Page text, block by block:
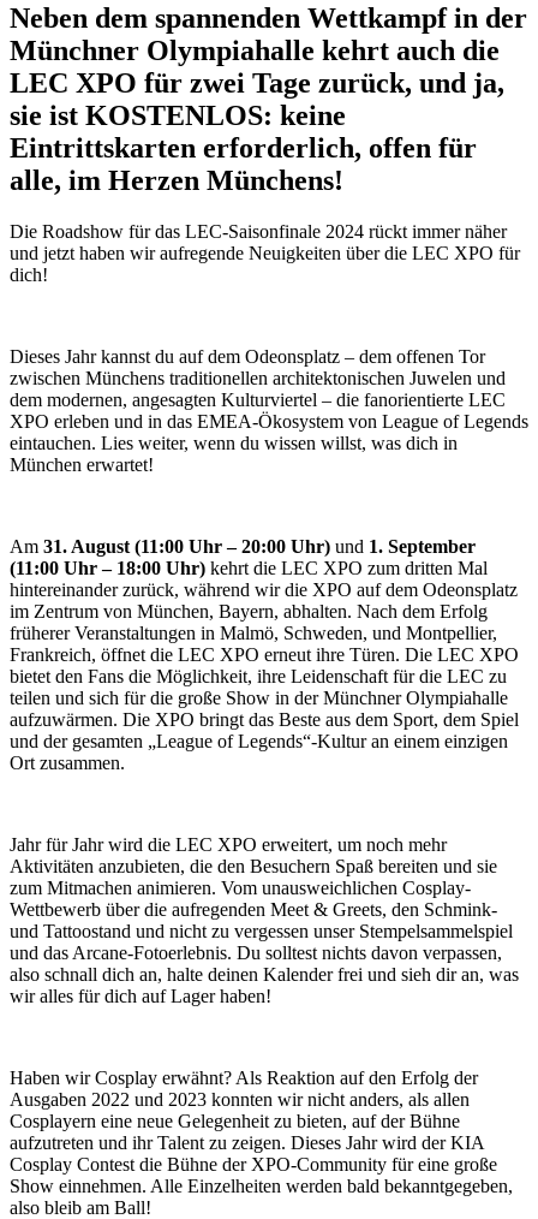
Neben dem spannenden Wettkampf in der
Münchner Olympiahalle kehrt auch die
LEC XPO für zwei Tage zurück, und ja,
sie ist KOSTENLOS: keine
Eintrittskarten erforderlich, offen für
alle, im Herzen Münchens!
Die Roadshow für das LEC-Saisonfinale 2024 rückt immer näher
und jetzt haben wir aufregende Neuigkeiten über die LEC XPO für
dich!
Dieses Jahr kannst du auf dem Odeonsplatz – dem offenen Tor
zwischen Münchens traditionellen architektonischen Juwelen und
dem modernen, angesagten Kulturviertel – die fanorientierte LEC
XPO erleben und in das EMEA-Ökosystem von League of Legends
eintauchen. Lies weiter, wenn du wissen willst, was dich in
München erwartet!
Am 31. August (11:00 Uhr – 20:00 Uhr) und 1. September
(11:00 Uhr – 18:00 Uhr) kehrt die LEC XPO zum dritten Mal
hintereinander zurück, während wir die XPO auf dem Odeonsplatz
im Zentrum von München, Bayern, abhalten. Nach dem Erfolg
früherer Veranstaltungen in Malmö, Schweden, und Montpellier,
Frankreich, öffnet die LEC XPO erneut ihre Türen. Die LEC XPO
bietet den Fans die Möglichkeit, ihre Leidenschaft für die LEC zu
teilen und sich für die große Show in der Münchner Olympiahalle
aufzuwärmen. Die XPO bringt das Beste aus dem Sport, dem Spiel
und der gesamten „League of Legends“-Kultur an einem einzigen
Ort zusammen.
Jahr für Jahr wird die LEC XPO erweitert, um noch mehr
Aktivitäten anzubieten, die den Besuchern Spaß bereiten und sie
zum Mitmachen animieren. Vom unausweichlichen Cosplay-
Wettbewerb über die aufregenden Meet & Greets, den Schmink-
und Tattoostand und nicht zu vergessen unser Stempelsammelspiel
und das Arcane-Fotoerlebnis. Du solltest nichts davon verpassen,
also schnall dich an, halte deinen Kalender frei und sieh dir an, was
wir alles für dich auf Lager haben!
Haben wir Cosplay erwähnt? Als Reaktion auf den Erfolg der
Ausgaben 2022 und 2023 konnten wir nicht anders, als allen
Cosplayern eine neue Gelegenheit zu bieten, auf der Bühne
aufzutreten und ihr Talent zu zeigen. Dieses Jahr wird der KIA
Cosplay Contest die Bühne der XPO-Community für eine große
Show einnehmen. Alle Einzelheiten werden bald bekanntgegeben,
also bleib am Ball!